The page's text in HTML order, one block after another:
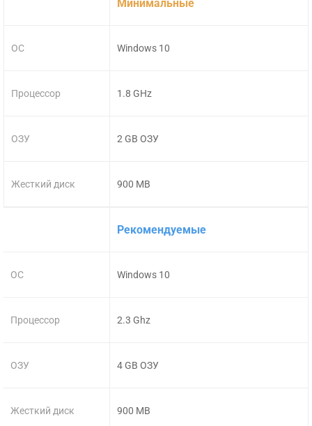
ОС
Процессор
ОЗУ
Жесткий диск
Минимальные
Windows 10
1.8 GHz
2 GB ОЗУ
900 MB
ОС
Процессор
ОЗУ
Жесткий диск
Рекомендуемые
Windows 10
2.3 Ghz
4 GB ОЗУ
900 MB